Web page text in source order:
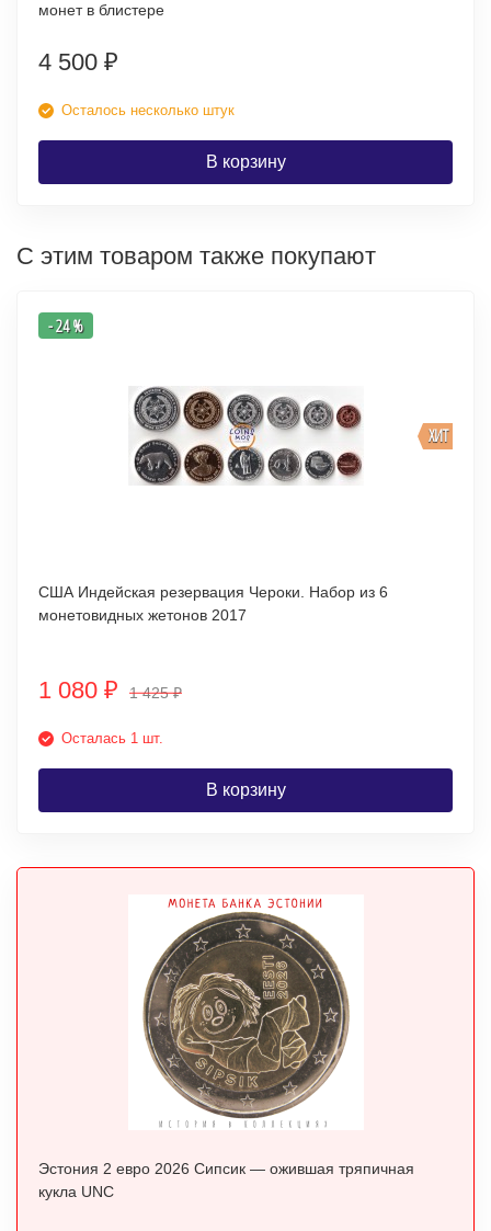
монет в блистере
4 500 ₽
Осталось несколько штук
В корзину
С этим товаром также покупают
ХИТ
- 24 %
США Индейская резервация Чероки. Набор из 6
монетовидных жетонов 2017
1 080 ₽ 1 425₽
Осталась 1 шт.
В корзину
Эстония 2 евро 2026 Сипсик — ожившая тряпичная
кукла UNC